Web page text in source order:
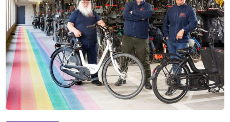
Werkzoekenden
Verwijzers
Nieuws
Over
search contrast text_format Ik zoek werk